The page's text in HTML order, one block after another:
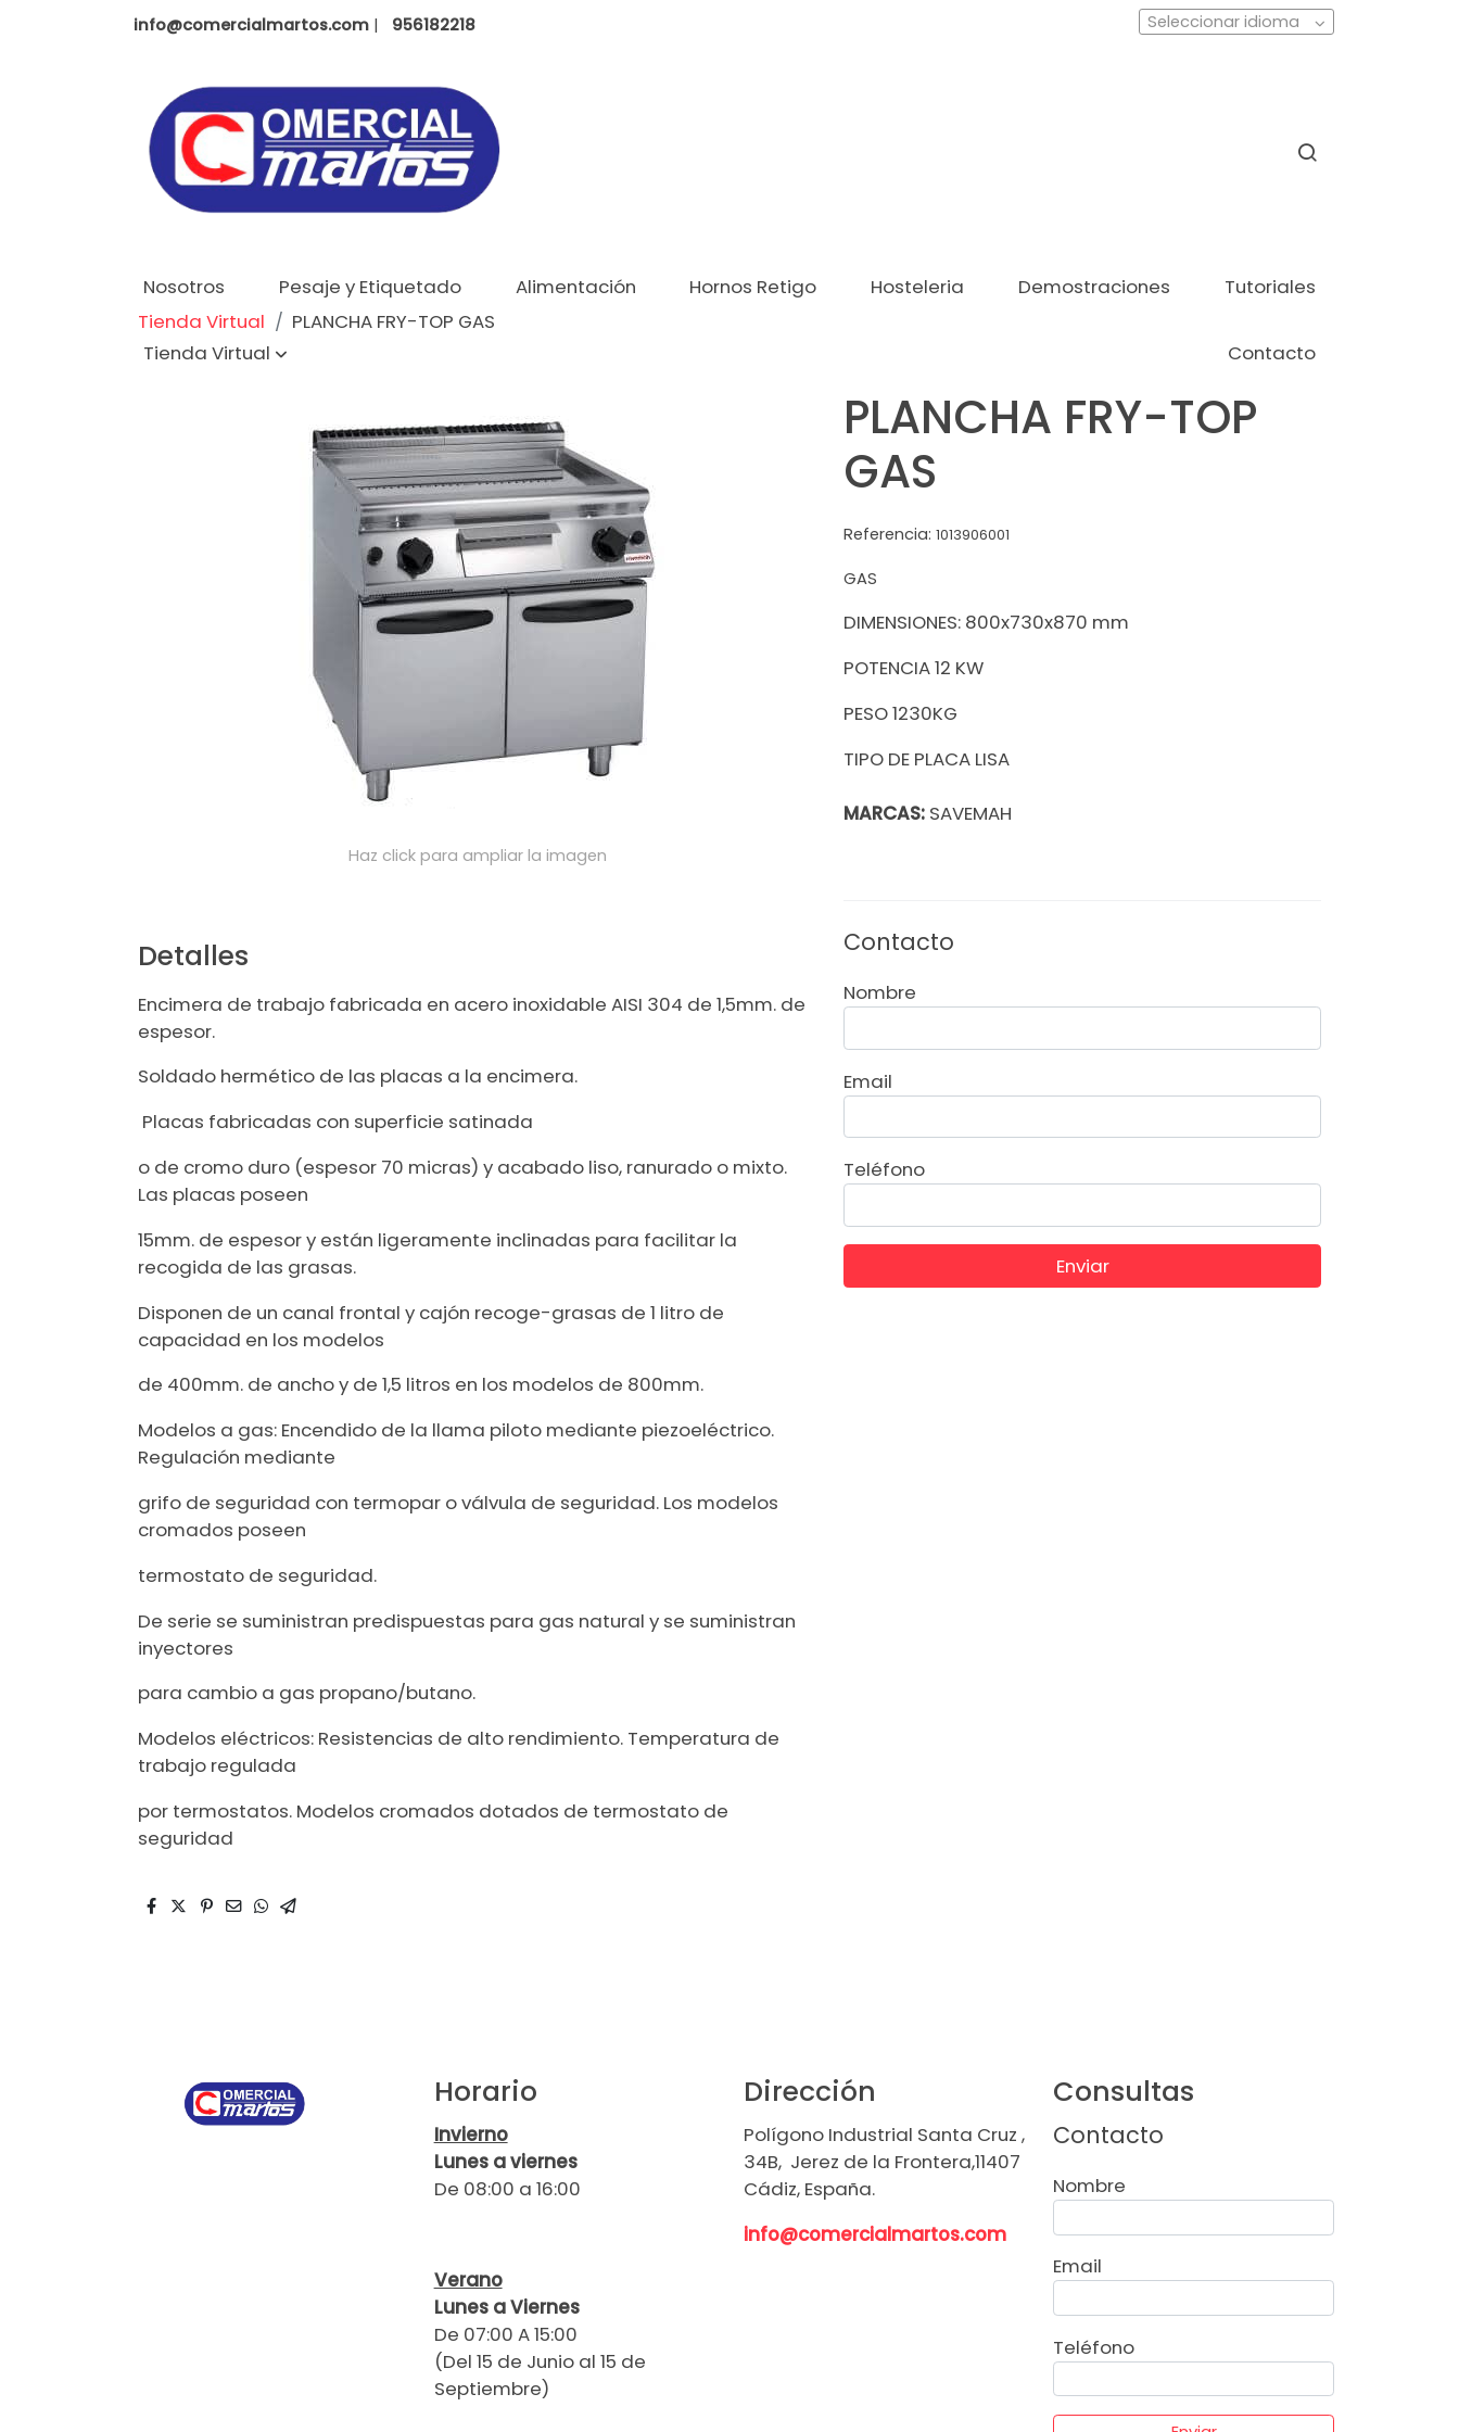
info@comercialmartos.com| 956182218 Seleccionar idioma
Nosotros Pesaje y Etiquetado Alimentación Hornos Retigo Hosteleria Demostraciones Tutoriales
Tienda Virtual Contacto
Tienda Virtual PLANCHA FRY-TOP GAS
Haz click para ampliar la imagen
Detalles
Encimera de trabajo fabricada en acero inoxidable AISI 304 de 1,5mm. de
espesor.
Soldado hermético de las placas a la encimera.
Placas fabricadas con superficie satinada
o de cromo duro (espesor 70 micras) y acabado liso, ranurado o mixto.
Las placas poseen
15mm. de espesor y están ligeramente inclinadas para facilitar la
recogida de las grasas.
Disponen de un canal frontal y cajón recoge-grasas de 1 litro de
capacidad en los modelos
de 400mm. de ancho y de 1,5 litros en los modelos de 800mm.
Modelos a gas: Encendido de la llama piloto mediante piezoeléctrico.
Regulación mediante
grifo de seguridad con termopar o válvula de seguridad. Los modelos
cromados poseen
termostato de seguridad.
De serie se suministran predispuestas para gas natural y se suministran
inyectores
para cambio a gas propano/butano.
Modelos eléctricos: Resistencias de alto rendimiento. Temperatura de
trabajo regulada
por termostatos. Modelos cromados dotados de termostato de
seguridad
PLANCHA FRY-TOP
GAS
Referencia:1013906001
GAS
DIMENSIONES: 800x730x870 mm
POTENCIA 12 KW
PESO 1230KG
TIPO DE PLACA LISA
MARCAS: SAVEMAH
Contacto
Nombre
Email
Teléfono
Enviar
Horario
Invierno
Lunes a viernes
De 08:00 a 16:00
Verano
Lunes a Viernes
De 07:00 A 15:00
(Del 15 de Junio al 15 de
Septiembre)
Dirección
Polígono Industrial Santa Cruz ,
34B, Jerez de la Frontera,11407
Cádiz, España.
info@comercialmartos.com
Consultas
Contacto
Nombre
Email
Teléfono